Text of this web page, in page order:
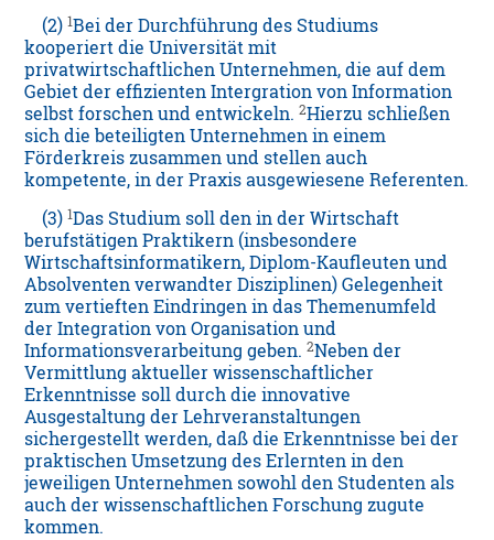
(2)1Bei der Durchführung des Studiums
kooperiert die Universität mit
privatwirtschaftlichen Unternehmen, die auf dem
Gebiet der effizienten Intergration von Information
selbst forschen und entwickeln.2Hierzu schließen
sich die beteiligten Unternehmen in einem
Förderkreis zusammen und stellen auch
kompetente, in der Praxis ausgewiesene Referenten.
(3)1Das Studium soll den in der Wirtschaft
berufstätigen Praktikern (insbesondere
Wirtschaftsinformatikern, Diplom-Kaufleuten und
Absolventen verwandter Disziplinen) Gelegenheit
zum vertieften Eindringen in das Themenumfeld
der Integration von Organisation und
Informationsverarbeitung geben.2Neben der
Vermittlung aktueller wissenschaftlicher
Erkenntnisse soll durch die innovative
Ausgestaltung der Lehrveranstaltungen
sichergestellt werden, daß die Erkenntnisse bei der
praktischen Umsetzung des Erlernten in den
jeweiligen Unternehmen sowohl den Studenten als
auch der wissenschaftlichen Forschung zugute
kommen.